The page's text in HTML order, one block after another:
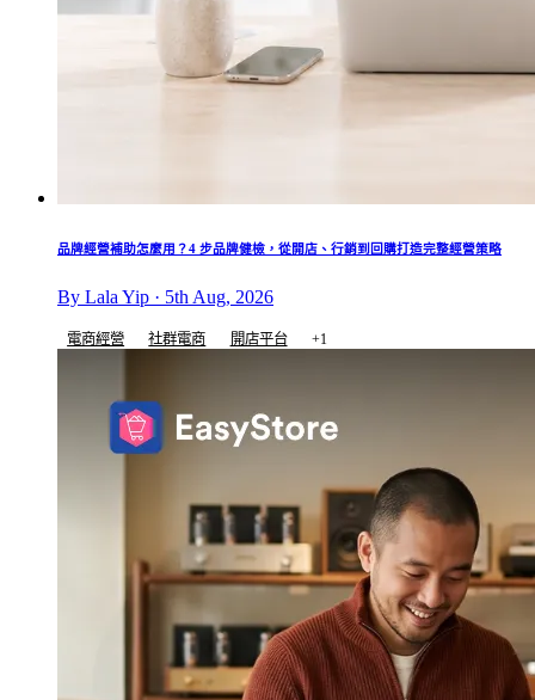
品牌經營補助怎麼用？4 步品牌健檢，從開店、行銷到回購打造完整經營策略
By Lala Yip · 5th Aug, 2026
電商經營 社群電商 開店平台 +1